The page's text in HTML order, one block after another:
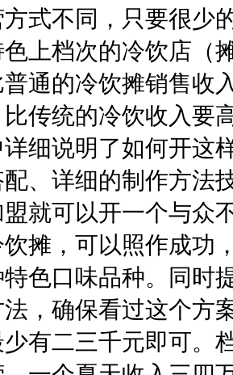
式不同，只要很少
上档次的冷饮店（
通的冷饮摊销售收
比传统的冷饮收入要
细说明了如何开这
配、详细的制作方法
就可以开一个与众
摊，可以照作成功
色口味品种。同时
，确保看过这个方
少有二三千元即可。